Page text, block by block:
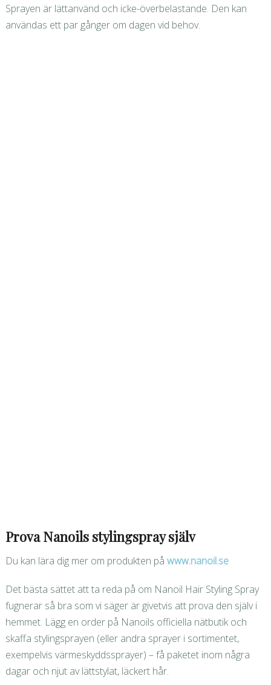
Sprayen är lättanvänd och icke-överbelastande. Den kan
användas ett par gånger om dagen vid behov.
Prova Nanoils stylingspray själv
Du kan lära dig mer om produkten på www.nanoil.se
Det bästa sättet att ta reda på om Nanoil Hair Styling Spray
fugnerar så bra som vi säger är givetvis att prova den själv i
hemmet. Lägg en order på Nanoils officiella nätbutik och
skaffa stylingsprayen (eller andra sprayer i sortimentet,
exempelvis värmeskyddssprayer) – få paketet inom några
dagar och njut av lättstylat, läckert hår.